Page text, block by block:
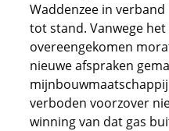
Waddenzee in
tot stand. Vanwege
overeengekomen
nieuwe afspraken
verboden voorzover
winning van dat gas